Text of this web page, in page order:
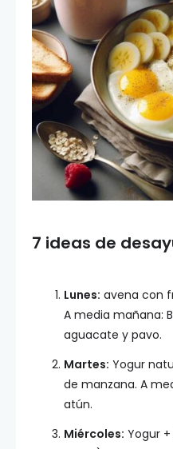
7 ideas de
Lunes: avena con
A media mañana:
aguacate y pavo.
Martes: Yogur
de manzana. A
atún.
Miércoles: Yogur